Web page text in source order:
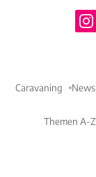
Caravaning
Themen A-Z